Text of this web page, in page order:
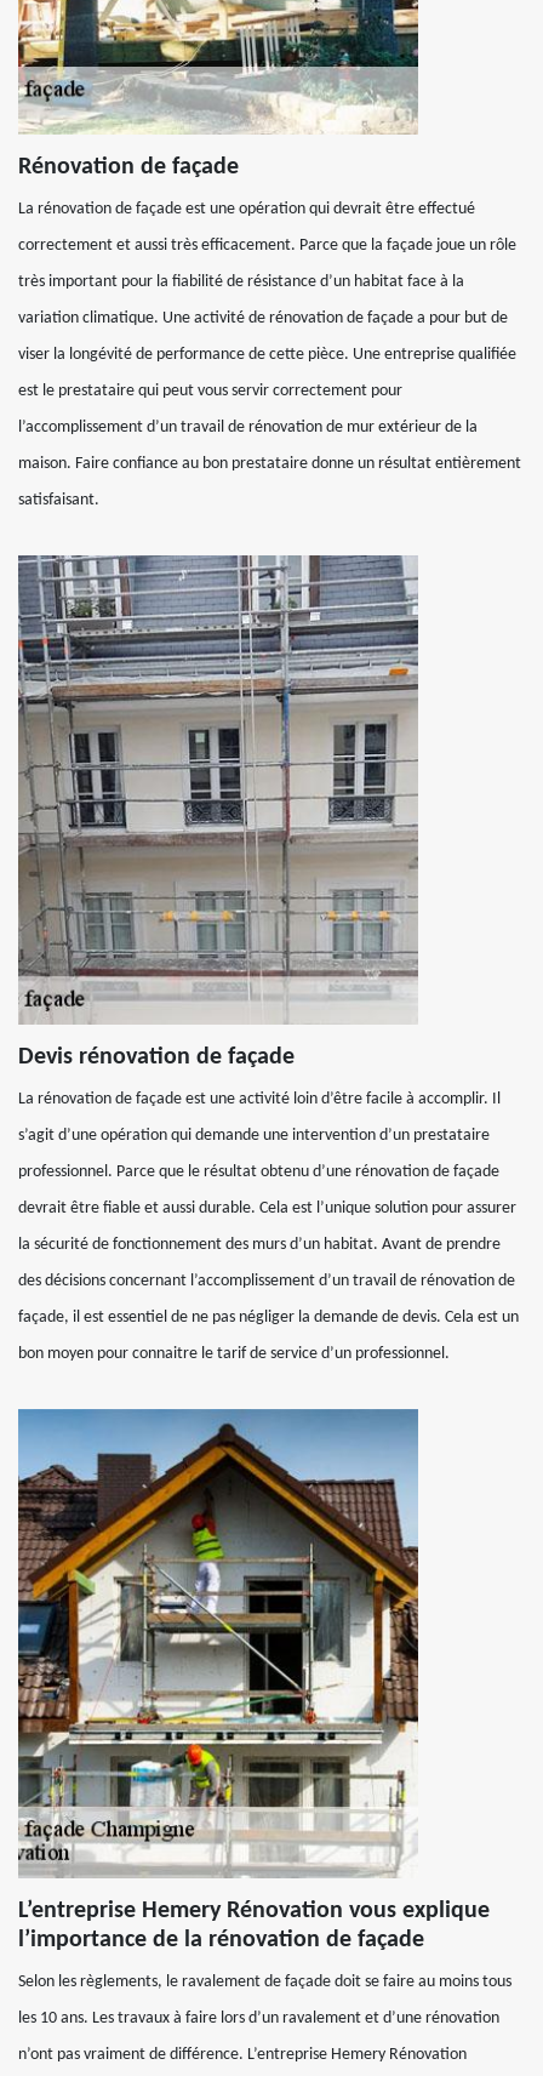
Rénovation de façade
La rénovation de façade est une opération qui devrait être effectué
correctement et aussi très efficacement. Parce que la façade joue un rôle
très important pour la fiabilité de résistance d’un habitat face à la
variation climatique. Une activité de rénovation de façade a pour but de
viser la longévité de performance de cette pièce. Une entreprise qualifiée
est le prestataire qui peut vous servir correctement pour
l’accomplissement d’un travail de rénovation de mur extérieur de la
maison. Faire confiance au bon prestataire donne un résultat entièrement
satisfaisant.
Devis rénovation de façade
La rénovation de façade est une activité loin d’être facile à accomplir. Il
s’agit d’une opération qui demande une intervention d’un prestataire
professionnel. Parce que le résultat obtenu d’une rénovation de façade
devrait être fiable et aussi durable. Cela est l’unique solution pour assurer
la sécurité de fonctionnement des murs d’un habitat. Avant de prendre
des décisions concernant l’accomplissement d’un travail de rénovation de
façade, il est essentiel de ne pas négliger la demande de devis. Cela est un
bon moyen pour connaitre le tarif de service d’un professionnel.
L’entreprise Hemery Rénovation vous explique
l’importance de la rénovation de façade
Selon les règlements, le ravalement de façade doit se faire au moins tous
les 10 ans. Les travaux à faire lors d’un ravalement et d’une rénovation
n’ont pas vraiment de différence. L’entreprise Hemery Rénovation